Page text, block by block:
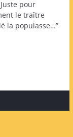
pour
le traître
la populasse…”